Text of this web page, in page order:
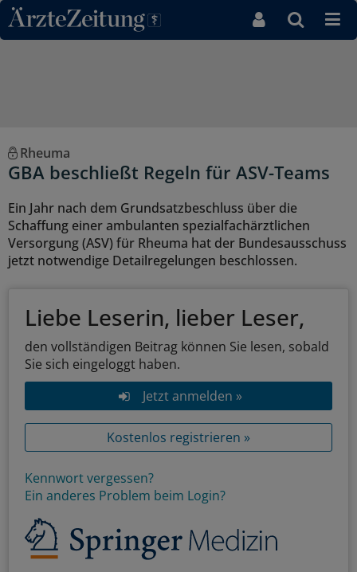
Direkt zum Inhaltsbereich
Rheuma
GBA beschließt Regeln für ASV-Teams
Ein Jahr nach dem Grundsatzbeschluss über die
Schaffung einer ambulanten spezialfachärztlichen
Versorgung (ASV) für Rheuma hat der Bundesausschuss
jetzt notwendige Detailregelungen beschlossen.
Liebe Leserin, lieber Leser,
den vollständigen Beitrag können Sie lesen, sobald
Sie sich eingeloggt haben.
Jetzt anmelden »
Kostenlos registrieren »
Kennwort vergessen?
Ein anderes Problem beim Login?